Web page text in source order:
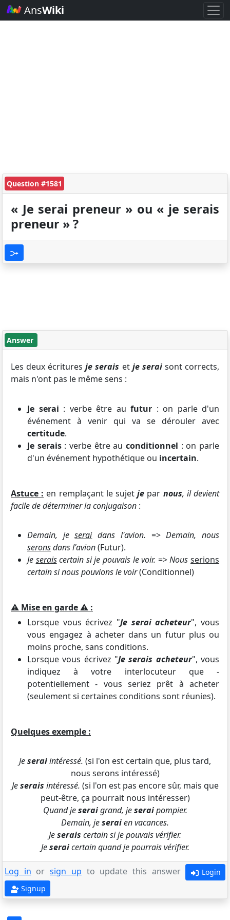
AnsWiki
Question #1581
« Je serai preneur » ou « je serais
preneur » ?
Answer
Les deux écrituresje serais et je seraisont corrects,
mais n'ont pas le même sens :
Je serai : verbe être au futur : on parle d'un
événement à venir qui va se dérouler avec
certitude.
Je serais: verbe être auconditionnel : on parle
d'un événement hypothétique ou incertain.
Astuce : en remplaçant le sujetje par nous, il devient
facile de déterminer la conjugaison :
Demain, jeseraidans l'avion. =>Demain, nous
seronsdans l'avion(Futur).
Je seraiscertain si je pouvais le voir. =>Nousserions
certain si nous pouvions le voir(Conditionnel)
⚠️ Mise en garde⚠️ :
Lorsque vous écrivez "Je serai acheteur", vous
vous engagez à acheter dans un futur plus ou
moins proche, sans conditions.
Lorsque vous écrivez "Je serais acheteur", vous
indiquez à votre interlocuteur que -
potentiellement - vous seriez prêt à acheter
(seulement si certaines conditions sont réunies).
Quelques exemple :
Jeseraiintéressé. (si l'on est certain que, plus tard,
nous serons intéressé)
Jeserais intéressé. (si l'on est pas encore sûr, mais que
peut-être, ça pourrait nous intéresser)
Quand jeseraigrand, jeseraipompier.
Demain, jeseraien vacances.
Jeserais certain si je pouvais vérifier.
Jeseraicertain quand je pourrais vérifier.
Log in orsign up to update this answer
Login
Signup